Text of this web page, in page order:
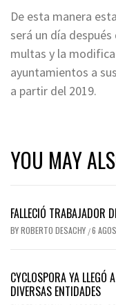
De esta manera
será un día
multas y la
ayuntamientos a
a partir del 2019.
YOU MAY
FALLECIÓ TRABAJADOR
BYROBERTO DESACHY /6
CYCLOSPORA YA LLEGÓ
DIVERSAS ENTIDADES